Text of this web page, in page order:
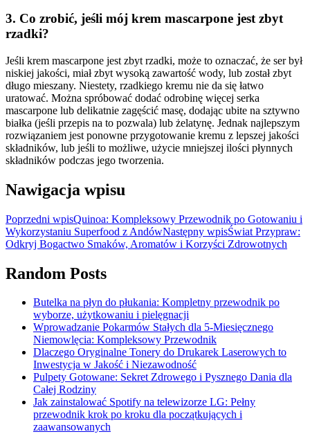
3. Co zrobić, jeśli mój krem mascarpone jest zbyt
rzadki?
Jeśli krem mascarpone jest zbyt rzadki, może to oznaczać, że ser był
niskiej jakości, miał zbyt wysoką zawartość wody, lub został zbyt
długo mieszany. Niestety, rzadkiego kremu nie da się łatwo
uratować. Można spróbować dodać odrobinę więcej serka
mascarpone lub delikatnie zagęścić masę, dodając ubite na sztywno
białka (jeśli przepis na to pozwala) lub żelatynę. Jednak najlepszym
rozwiązaniem jest ponowne przygotowanie kremu z lepszej jakości
składników, lub jeśli to możliwe, użycie mniejszej ilości płynnych
składników podczas jego tworzenia.
Nawigacja wpisu
Poprzedni wpisQuinoa: Kompleksowy Przewodnik po Gotowaniu i
Wykorzystaniu Superfood z AndówNastępny wpisŚwiat Przypraw:
Odkryj Bogactwo Smaków, Aromatów i Korzyści Zdrowotnych
Random Posts
Butelka na płyn do płukania: Kompletny przewodnik po
wyborze, użytkowaniu i pielęgnacji
Wprowadzanie Pokarmów Stałych dla 5-Miesięcznego
Niemowlęcia: Kompleksowy Przewodnik
Dlaczego Oryginalne Tonery do Drukarek Laserowych to
Inwestycja w Jakość i Niezawodność
Pulpety Gotowane: Sekret Zdrowego i Pysznego Dania dla
Całej Rodziny
Jak zainstalować Spotify na telewizorze LG: Pełny
przewodnik krok po kroku dla początkujących i
zaawansowanych